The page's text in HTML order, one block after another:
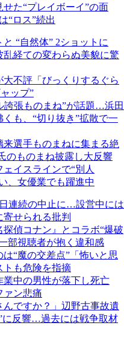
た“プレイボーイ”の面
“ロス”続出
“自然体” 2ショットに
経ての変わらぬ美貌に驚
大不評「びっくりするぐら
ップ”
誇張ものまね”が話題…浜田
も、“切り抜き”拡散で一
選手ものまねに集まる絶
ものまね披露し大反響
イスラインで“別人
、女優業でも躍進中
日連続の中止に…設営中には
せられる批判
探偵コナン』とコラボ“爆破
部視聴者が抱く違和感
“魔の交差点”「怖いと思
トも危険を指摘
業中の男性が落下し死亡
ァン悲痛
ですか？」辺野古事故遺
に反響…過去には戦争取材